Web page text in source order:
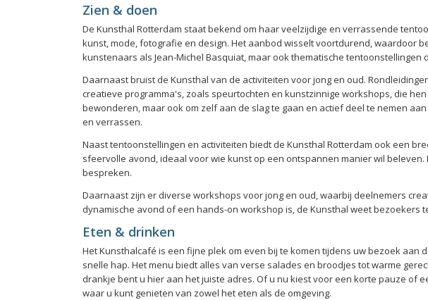
Zien & doen
De Kunsthal Rotterdam staat bekend om haar veelzijdige en verrassende
kunst, mode, fotografie en design. Het aanbod wisselt voortdurend, waardoor
kunstenaars als Jean-Michel Basquiat, maar ook thematische
Daarnaast bruist de Kunsthal van de activiteiten voor jong en oud.
creatieve programma's, zoals speurtochten en kunstzinnige workshops, die
bewonderen, maar ook om zelf aan de slag te gaan en actief deel te nemen
en verrassen.
Naast tentoonstellingen en activiteiten biedt de Kunsthal Rotterdam ook een
sfeervolle avond, ideaal voor wie kunst op een ontspannen manier wil
bespreken.
Daarnaast zijn er diverse workshops voor jong en oud, waarbij deelnemers
dynamische avond of een hands-on workshop is, de Kunsthal weet bezoekers
Eten & drinken
Het Kunsthalcafé is een fijne plek om even bij te komen tijdens uw bezoek
snelle hap. Het menu biedt alles van verse salades en broodjes tot warme
drankje bent u hier aan het juiste adres. Of u nu kiest voor een korte pauze
waar u kunt genieten van zowel het eten als de omgeving.